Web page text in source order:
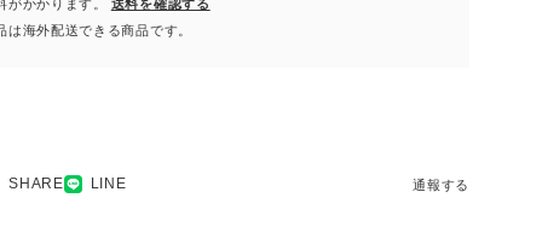
かかります。
送料を確認する
海外配送できる商品です。
SHARE LINE 通報する